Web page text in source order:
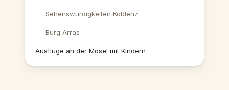
Sehenswürdigkeiten Koblenz
Burg Arras
Ausflüge an der Mosel mit Kindern